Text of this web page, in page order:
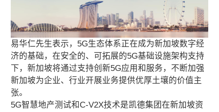
易华仁先生表示，5G生态体系正在成为新加坡数字经
济的基础，在安全的、可拓展的5G基础设施架构支持
下，新加坡将通过支持创新5G应用和服务，不断加强
新加坡为企业、行业开展业务提供优厚土壤的价值主
张。
5G智慧地产测试和C-V2X技术是凯德集团在新加坡资